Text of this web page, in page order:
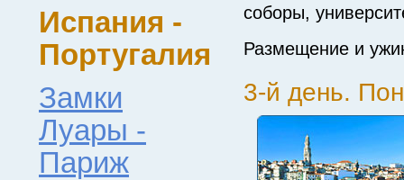
Испания -
Португалия
Замки
Луары -
Париж
соборы,
Размещение и
3-й день.